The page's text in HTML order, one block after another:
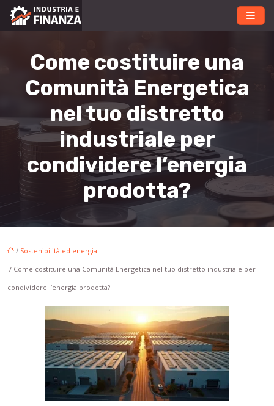
Come costituire una
Comunità Energetica
nel tuo distretto
industriale per
condividere l’energia
prodotta?
/ Sostenibilità ed energia
/ Come costituire una Comunità Energetica nel tuo distretto industriale per
condividere l’energia prodotta?